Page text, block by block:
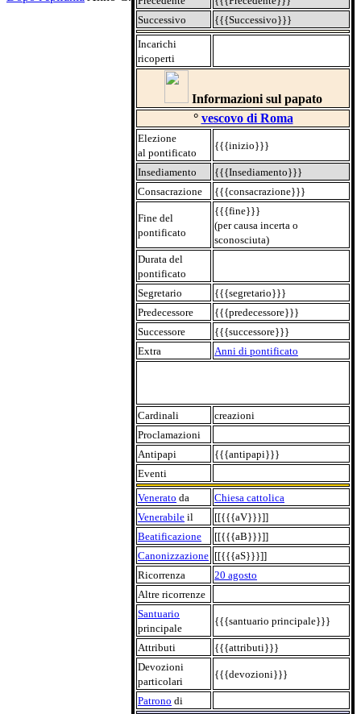
Successivo
{{{Successivo}}}
Incarichi
ricoperti
Informazioni sul papato
° vescovo di Roma
Elezione
al pontificato
{{{inizio}}}
Insediamento
{{{Insediamento}}}
Consacrazione
{{{consacrazione}}}
Fine del
pontificato
{{{fine}}}
(per causa incerta o
sconosciuta)
Durata del
pontificato
Segretario
{{{segretario}}}
Predecessore
{{{predecessore}}}
Successore
{{{successore}}}
Extra
Anni di pontificato
Cardinali
creazioni
Proclamazioni
Antipapi
{{{antipapi}}}
Eventi
Venerato da
Chiesa cattolica
Venerabile il
[[{{{aV}}}]]
Beatificazione
[[{{{aB}}}]]
Canonizzazione [[{{{aS}}}]]
Ricorrenza
20 agosto
Altre ricorrenze
Santuario
principale
{{{santuario principale}}}
Attributi
{{{attributi}}}
Devozioni
particolari
{{{devozioni}}}
Patrono di